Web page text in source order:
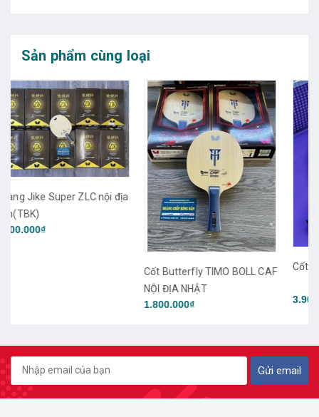
Sản phẩm cùng loại
Cốt Butterfly TIMO BOLL CAF
Cốt Cho Dae Seong TMX Pro
3.900.000₫
Gửi email